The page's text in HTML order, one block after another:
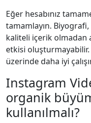
Eğer hesabınız
tamamlayın.
kaliteli içerik olmadan
etkisi
üzerinde daha iyi
Instagram
organik
kullanılmalı?